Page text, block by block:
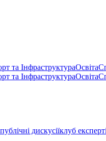
та ІнфраструктураОсвіта
та ІнфраструктураОсвіта
публічні дискусіїклуб